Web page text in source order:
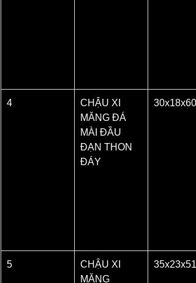
4
CHẬU XI
MĂNG ĐÁ
MÀI ĐẦU
ĐẠN THON
ĐÁY
30x18x60
5
CHẬU XI
MĂNG
35x23x51